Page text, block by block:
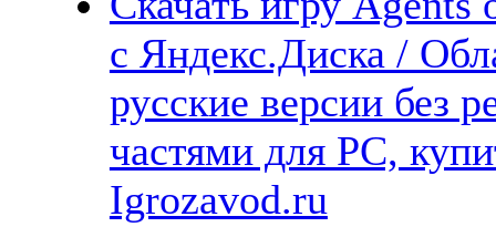
с Яндекс.Диска /
русские версии без
частями для PC,
Igrozavod.ru